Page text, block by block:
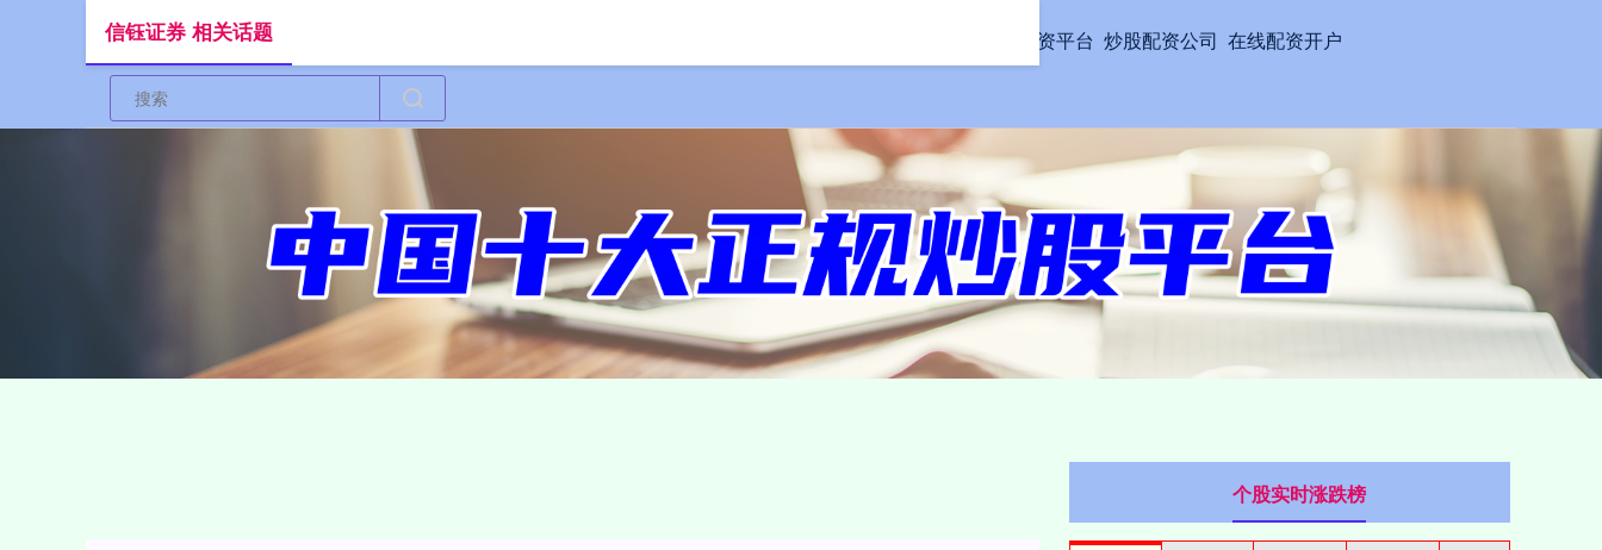
股票配资平台 炒股配资公司 在线配资开户
信钰证券 相关话题
个股实时涨跌榜